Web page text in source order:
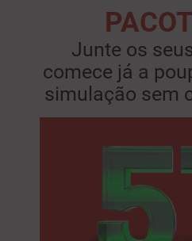
Junte os
comece já a
simulação sem